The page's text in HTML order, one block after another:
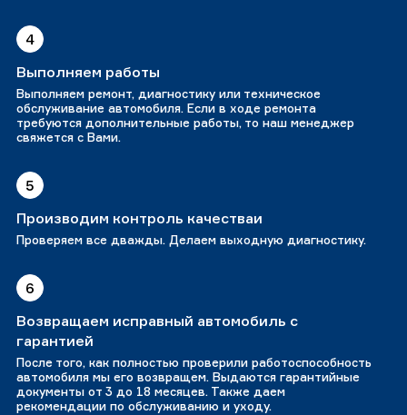
4
Выполняем работы
Выполняем ремонт, диагностику или техническое
обслуживание автомобиля. Если в ходе ремонта
требуются дополнительные работы, то наш менеджер
свяжется с Вами.
5
Производим контроль качестваи
Проверяем все дважды. Делаем выходную диагностику.
6
Возвращаем исправный автомобиль с
гарантией
После того, как полностью проверили работоспособность
автомобиля мы его возвращем. Выдаются гарантийные
документы от 3 до 18 месяцев. Также даем
рекомендации по обслуживанию и уходу.